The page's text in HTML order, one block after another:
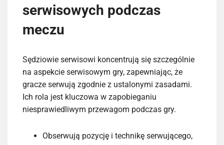
serwisowych podczas
meczu
Sędziowie serwisowi koncentrują się szczególnie
na aspekcie serwisowym gry, zapewniając, że
gracze serwują zgodnie z ustalonymi zasadami.
Ich rola jest kluczowa w zapobieganiu
niesprawiedliwym przewagom podczas gry.
Obserwują pozycję i technikę serwującego,